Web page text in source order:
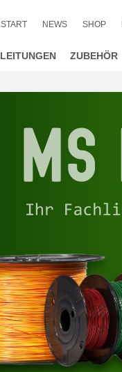
START NEWS SHOP
LEITUNGEN ZUBEHÖR